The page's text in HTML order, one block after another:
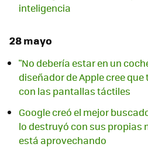
inteligencia
28 mayo
"No debería estar en un
diseñador de Apple cree
con las pantallas táctiles
Google creó el mejor
lo destruyó con sus propias
está aprovechando